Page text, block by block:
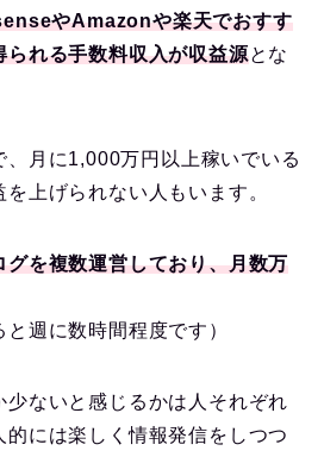
やAmazonや楽天でおすす
られる手数料収入が収益源とな
、月に1,000万円以上稼いでいる
上げられない人もいます。
グを複数運営しており、月数万
と週に数時間程度です）
少ないと感じるかは人それぞれ
的には楽しく情報発信をしつつ